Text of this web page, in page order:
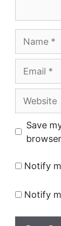
Website
Save
Notify
Notify